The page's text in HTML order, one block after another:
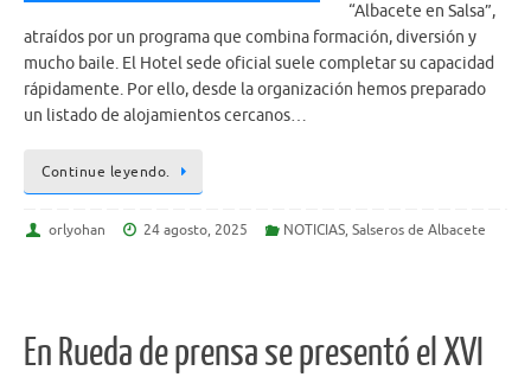
“Albacete en Salsa”,
atraídos por un programa que combina formación, diversión y
mucho baile. El Hotel sede oficial suele completar su capacidad
rápidamente. Por ello, desde la organización hemos preparado
un listado de alojamientos cercanos…
Continue leyendo.
orlyohan 24 agosto, 2025 NOTICIAS, Salseros de Albacete
En Rueda de prensa se presentó el XVI